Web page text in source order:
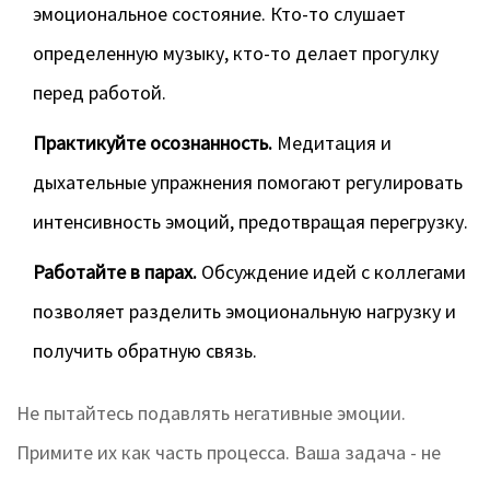
эмоциональное состояние. Кто-то слушает
определенную музыку, кто-то делает прогулку
перед работой.
Практикуйте осознанность. Медитация и
дыхательные упражнения помогают регулировать
интенсивность эмоций, предотвращая перегрузку.
Работайте в парах. Обсуждение идей с коллегами
позволяет разделить эмоциональную нагрузку и
получить обратную связь.
Не пытайтесь подавлять негативные эмоции.
Примите их как часть процесса. Ваша задача - не